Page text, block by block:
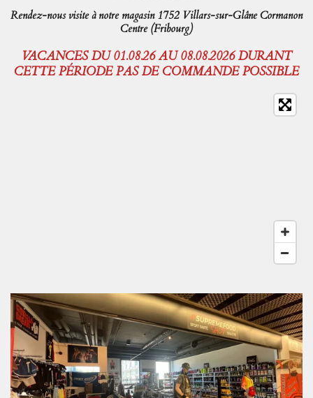
Rendez-nous visite à notre magasin 1752 Villars-sur-Glâne Cormanon
Centre (Fribourg)
VACANCES DU 01.08.26 AU 08.08.2026 DURANT
CETTE PÉRIODE PAS DE COMMANDE POSSIBLE